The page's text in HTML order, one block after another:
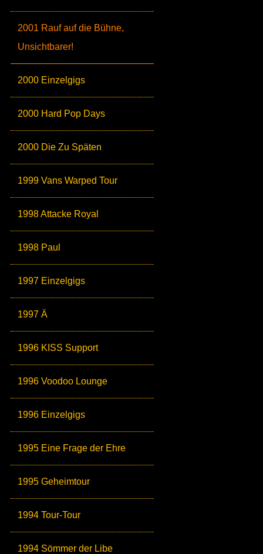
2001 Rauf auf die Bühne,
Unsichtbarer!
2000 Einzelgigs
2000 Hard Pop Days
2000 Die Zu Späten
1999 Vans Warped Tour
1998 Attacke Royal
1998 Paul
1997 Einzelgigs
1997 Ä
1996 KISS Support
1996 Voodoo Lounge
1996 Einzelgigs
1995 Eine Frage der Ehre
1995 Geheimtour
1994 Tour-Tour
1994 Sömmer der Libe